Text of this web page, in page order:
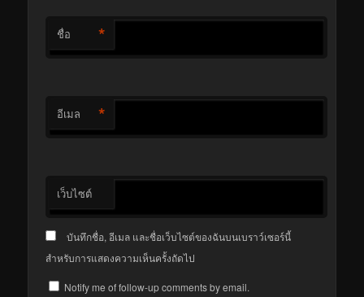
ชื่อ *
อีเมล *
เว็บไซต์
บันทึกชื่อ, อีเมล และชื่อเว็บไซต์ของฉันบนเบราว์เซอร์นี้
สำหรับการแสดงความเห็นครั้งถัดไป
Notify me of follow-up comments by email.